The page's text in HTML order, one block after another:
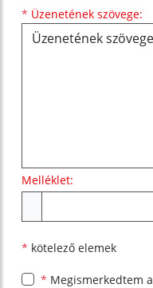
* Üzenetének szövege:
Melléklet:
* kötelező elemek
* Megismerkedtem a